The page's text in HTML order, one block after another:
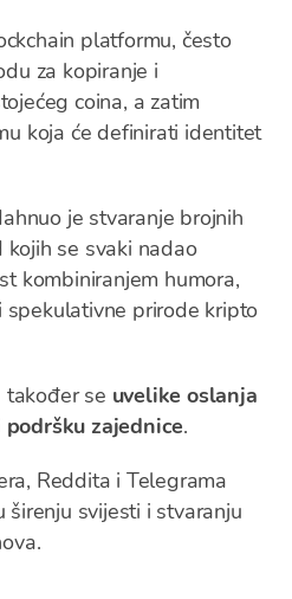
platformu, često
za kopiranje i
coina, a zatim
koja će definirati identitet
je stvaranje brojnih
se svaki nadao
kombiniranjem humora,
spekulativne prirode kripto
također se uvelike oslanja
zajednice.
Reddita i Telegrama
širenju svijesti i stvaranju